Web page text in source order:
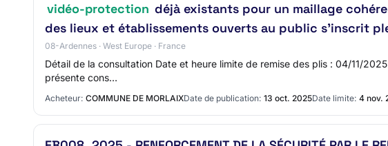
vidéo-protection déjà existants pour un maillage
des lieux et établissements ouverts au public s'inscrit
08-Ardennes · West Europe · France
Détail de la consultation Date et heure limite de remise des plis : 04/11/
présente cons…
Acheteur: COMMUNE DE MORLAIXDate de publication: 13 oct. 2025Date limite: 4 nov.